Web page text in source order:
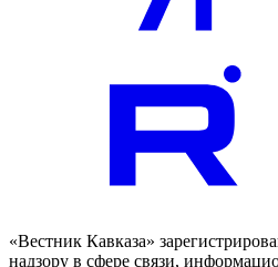
«Вестник Кавказа»
надзору в сфере связи,